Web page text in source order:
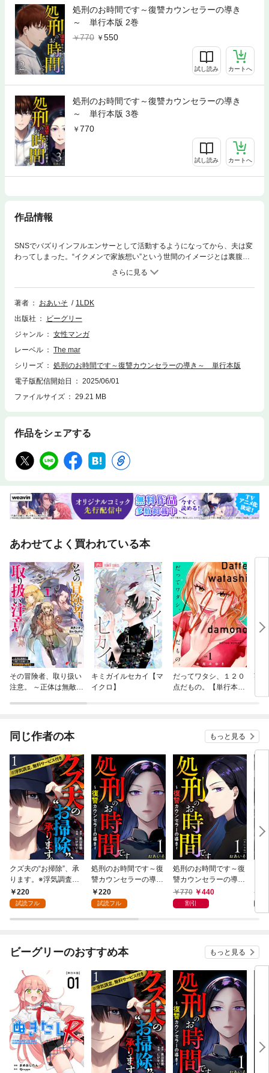
処刑のお時間です～復讐カウンセラーの導き
～ 単行本版 2巻
770
550
試し読み カートへ
処刑のお時間です～復讐カウンセラーの導き
～ 単行本版 3巻
770
試し読み カートへ
作品情報
SNSでバズりインフルエンサーとして活動するようになってから、夫は変
わってしまった。“イクメンで家族想い”という世間のイメージとは裏腹
に、家では常にスマホ片手に文句ばかり。さらに帰宅が遅くなることや急
な外泊も増えて――もしかして…不倫？ 疑ってるわけじゃない。ちょっ
と確認するだけ…。おそるおそる「不倫 夫」で検索すると、ある広告が
目に入る――『旦那さんを信じたいあなたへ。悩める貴方を導きます』
著者 おあいそ
1LDK
出版社
ビーグリー
ジャンル
女性マンガ
レーベル
The mar
シリーズ
処刑のお時間です～復讐カウンセラーの導き～ 単行本版
電子版配信開始日
2025/06/01
ファイルサイズ
29.21 MB
作品をシェアする
あわせてよく買われている本
その冒険者、取り扱い
注意。 ～正体は無敵の
キミガイルセカイ【マ
イクロ】
だってワタシ、１２０
点だもの。【単行本
英
騎
同じ作者の本 もっと見る
クズ夫の“お掃除”、承
ります。※浮気調査、
無料サービス付き 1巻
220
試読フル
処刑のお時間です～復
讐カウンセラーの導き
～ 1巻
220
試読フル
処刑のお時間です～復
讐カウンセラーの導き
～ 単行本版 1巻
770 440
割引
無
行
ビーグリーのおすすめ本 もっと見る